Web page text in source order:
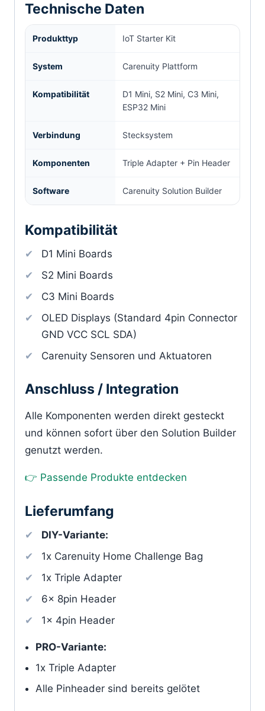
Technische Daten
Produkttyp IoT Starter Kit
System Carenuity Plattform
Kompatibilität
D1 Mini, S2 Mini, C3 Mini,
ESP32 Mini
Verbindung Stecksystem
Komponenten Triple Adapter + Pin Header
Software Carenuity Solution Builder
Kompatibilität
D1 Mini Boards
S2 Mini Boards
C3 Mini Boards
OLED Displays (Standard 4pin Connector
GND VCC SCL SDA)
Carenuity Sensoren und Aktuatoren
Anschluss / Integration
Alle Komponenten werden direkt gesteckt
und können sofort über den Solution Builder
genutzt werden.
👉 Passende Produkte entdecken
Lieferumfang
DIY-Variante:
1x Carenuity Home Challenge Bag
1x Triple Adapter
6x 8pin Header
1x 4pin Header
PRO-Variante:
1x Triple Adapter
Alle Pinheader sind bereits gelötet